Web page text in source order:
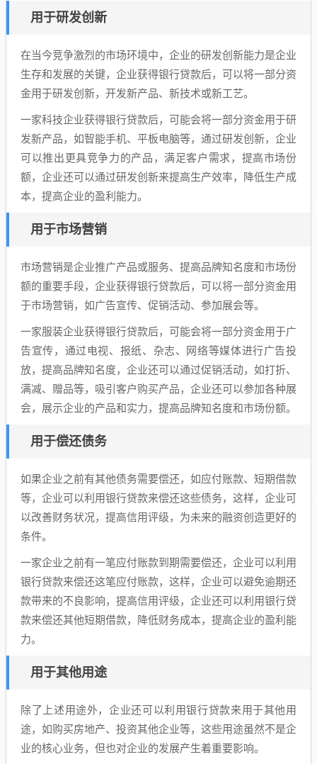
用于研发创新
在当今竞争激烈的市场环境中，企业的研发创新能力是企业
生存和发展的关键，企业获得银行贷款后，可以将一部分资
金用于研发创新，开发新产品、新技术或新工艺。
一家科技企业获得银行贷款后，可能会将一部分资金用于研
发新产品，如智能手机、平板电脑等，通过研发创新，企业
可以推出更具竞争力的产品，满足客户需求，提高市场份
额，企业还可以通过研发创新来提高生产效率，降低生产成
本，提高企业的盈利能力。
用于市场营销
市场营销是企业推广产品或服务、提高品牌知名度和市场份
额的重要手段，企业获得银行贷款后，可以将一部分资金用
于市场营销，如广告宣传、促销活动、参加展会等。
一家服装企业获得银行贷款后，可能会将一部分资金用于广
告宣传，通过电视、报纸、杂志、网络等媒体进行广告投
放，提高品牌知名度，企业还可以通过促销活动，如打折、
满减、赠品等，吸引客户购买产品，企业还可以参加各种展
会，展示企业的产品和实力，提高品牌知名度和市场份额。
用于偿还债务
如果企业之前有其他债务需要偿还，如应付账款、短期借款
等，企业可以利用银行贷款来偿还这些债务，这样，企业可
以改善财务状况，提高信用评级，为未来的融资创造更好的
条件。
一家企业之前有一笔应付账款到期需要偿还，企业可以利用
银行贷款来偿还这笔应付账款，这样，企业可以避免逾期还
款带来的不良影响，提高信用评级，企业还可以利用银行贷
款来偿还其他短期借款，降低财务成本，提高企业的盈利能
力。
用于其他用途
除了上述用途外，企业还可以利用银行贷款来用于其他用
途，如购买房地产、投资其他企业等，这些用途虽然不是企
业的核心业务，但也对企业的发展产生着重要影响。